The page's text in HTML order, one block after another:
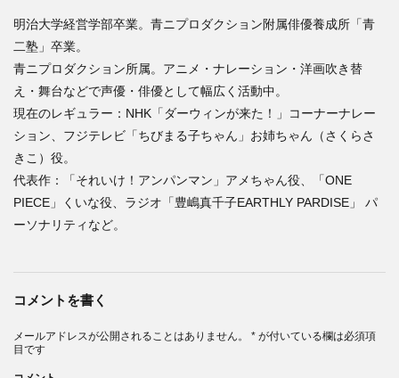
明治大学経営学部卒業。青ニプロダクション附属俳優養成所「青
二塾」卒業。
青ニプロダクション所属。アニメ・ナレーション・洋画吹き替
え・舞台などで声優・俳優として幅広く活動中。
現在のレギュラー：NHK「ダーウィンが来た！」コーナーナレー
ション、フジテレビ「ちびまる子ちゃん」お姉ちゃん（さくらさ
きこ）役。
代表作：「それいけ！アンパンマン」アメちゃん役、「ONE
PIECE」くいな役、ラジオ「豊嶋真千子EARTHLY PARDISE」 パ
ーソナリティなど。
コメントを書く
メールアドレスが公開されることはありません。 * が付いている欄は必須項
目です